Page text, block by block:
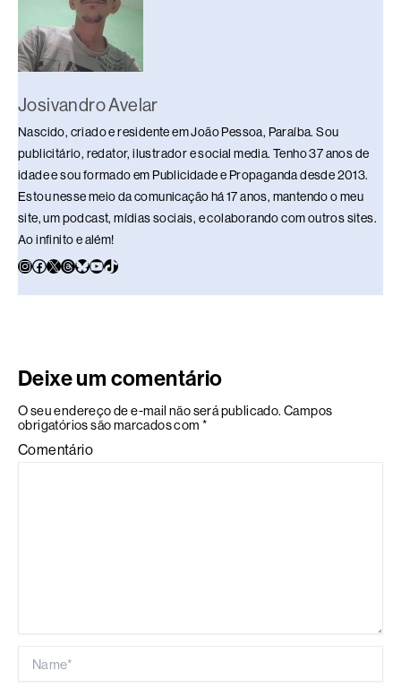
Josivandro Avelar
Nascido, criado e residente em João Pessoa, Paraíba. Sou
publicitário, redator, ilustrador e social media. Tenho 37 anos de
idade e sou formado em Publicidade e Propaganda desde 2013.
Estou nesse meio da comunicação há 17 anos, mantendo o meu
site, um podcast, mídias sociais, e colaborando com outros sites.
Ao infinito e além!
Deixe um comentário
O seu endereço de e-mail não será publicado. Campos
obrigatórios são marcados com *
Comentário